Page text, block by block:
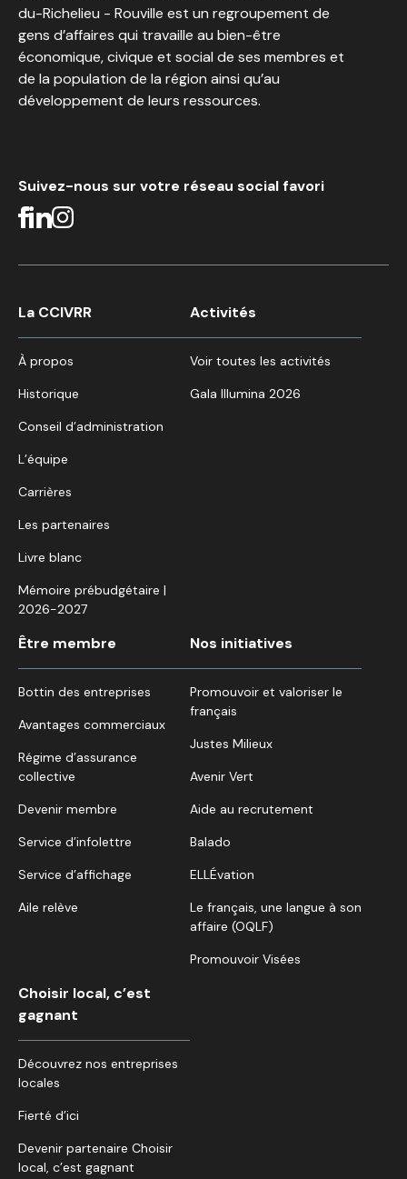
du-Richelieu - Rouville est un regroupement de
gens d’affaires qui travaille au bien-être
économique, civique et social de ses membres et
de la population de la région ainsi qu’au
développement de leurs ressources.
Suivez-nous sur votre réseau social favori
La CCIVRR
À propos
Historique
Conseil d’administration
L’équipe
Carrières
Les partenaires
Livre blanc
Mémoire prébudgétaire |
2026-2027
Activités
Voir toutes les activités
Gala Illumina 2026
Être membre
Bottin des entreprises
Avantages commerciaux
Régime d’assurance
collective
Devenir membre
Service d’infolettre
Service d’affichage
Aile relève
Nos initiatives
Promouvoir et valoriser le
français
Justes Milieux
Avenir Vert
Aide au recrutement
Balado
ELLÉvation
Le français, une langue à son
affaire (OQLF)
Promouvoir Visées
Choisir local, c’est
gagnant
Découvrez nos entreprises
locales
Fierté d’ici
Devenir partenaire Choisir
local, c’est gagnant